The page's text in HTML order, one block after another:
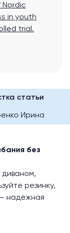
in youth
trial.
статьи
Ирина
без
резинку,
надёжная